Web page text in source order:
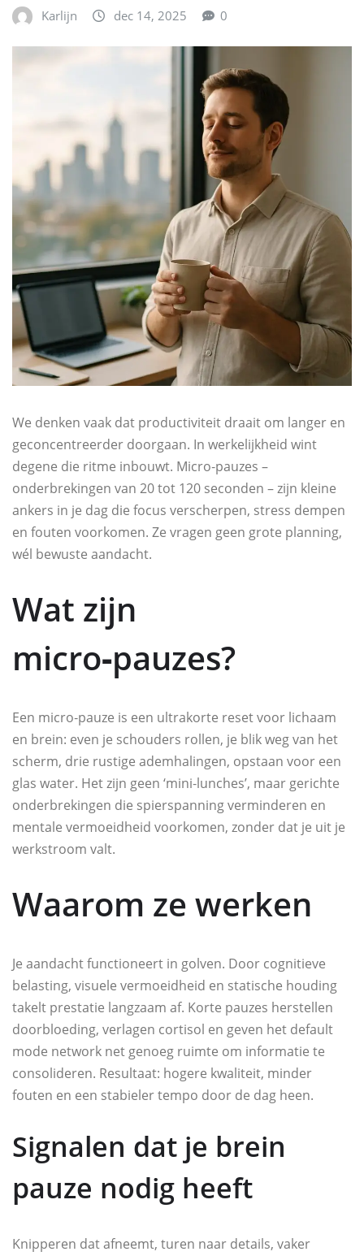
Karlijn dec 14, 2025 0
We denken vaak dat productiviteit draait om langer en
geconcentreerder doorgaan. In werkelijkheid wint
degene die ritme inbouwt. Micro‑pauzes –
onderbrekingen van 20 tot 120 seconden – zijn kleine
ankers in je dag die focus verscherpen, stress dempen
en fouten voorkomen. Ze vragen geen grote planning,
wél bewuste aandacht.
Wat zijn
micro‑pauzes?
Een micro‑pauze is een ultrakorte reset voor lichaam
en brein: even je schouders rollen, je blik weg van het
scherm, drie rustige ademhalingen, opstaan voor een
glas water. Het zijn geen ‘mini‑lunches’, maar gerichte
onderbrekingen die spierspanning verminderen en
mentale vermoeidheid voorkomen, zonder dat je uit je
werkstroom valt.
Waarom ze werken
Je aandacht functioneert in golven. Door cognitieve
belasting, visuele vermoeidheid en statische houding
takelt prestatie langzaam af. Korte pauzes herstellen
doorbloeding, verlagen cortisol en geven het default
mode network net genoeg ruimte om informatie te
consolideren. Resultaat: hogere kwaliteit, minder
fouten en een stabieler tempo door de dag heen.
Signalen dat je brein
pauze nodig heeft
Knipperen dat afneemt, turen naar details, vaker